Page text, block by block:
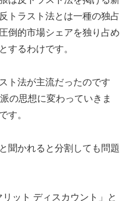
トラスト法とは一種の独占
倒的市場シェアを独り占め
するわけです。
ト法が主流だったのです
の思想に変わっていきま
す。
聞かれると分割しても問題
ット ディスカウント」と